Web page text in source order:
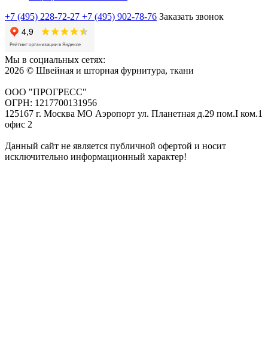
+7 (495) 228-72-27 +7 (495) 902-78-76 Заказать звонок
Мы в социальных сетях:
2026 © Швейная и шторная фурнитура, ткани
ООО "ПРОГРЕСС"
ОГРН: 1217700131956
125167 г. Москва МО Аэропорт ул. Планетная д.29 пом.I ком.1
офис 2
Данный сайт не является публичной офертой и носит
исключительно информационный характер!